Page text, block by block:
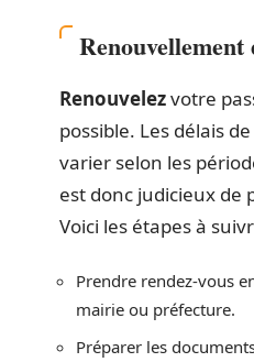
Renouvelezvotre
possible. Les délais
varier selon les
est donc judicieux de
Voici les étapes à
Prendre rendez-vous
mairie ou préfecture.
Préparer les